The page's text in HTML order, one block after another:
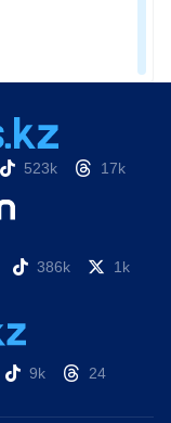
523k 17k
386k
1k
9k 24